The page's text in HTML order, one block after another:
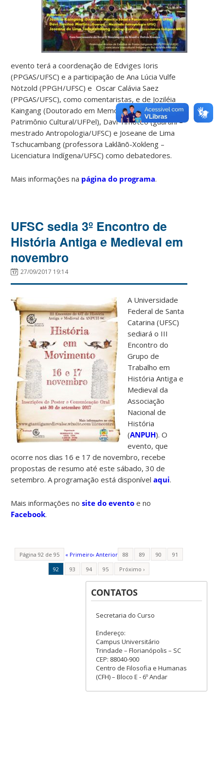
evento terá a coordenação de Edviges Ioris
(PPGAS/UFSC) e a participação de Ana Lúcia Vulfe
Nötzold (PPGH/UFSC) e Oscar Calávia Saez
(PPGAS/UFSC), como comentaristas, e de Joziléia
Kaingang (Doutorado em Memória Social e
Patrimônio Cultural/UFPel), Davi Timoteo (guarani –
mestrado Antropologia/UFSC) e Joseane de Lima
Tschucambang (professora Laklãnõ-Xokleng –
Licenciatura Indígena/UFSC) como debatedores.
Mais informações na página do programa.
UFSC sedia 3º Encontro de
História Antiga e Medieval em
novembro
27/09/2017 19:14
A Universidade
Federal de Santa
Catarina (UFSC)
sediará o III
Encontro do
Grupo de
Trabalho em
História Antiga e
Medieval da
Associação
Nacional de
História
(ANPUH). O
evento, que
ocorre nos dias 16 e 17 de novembro, recebe
propostas de resumo até este sábado, 30 de
setembro. A programação está disponívelaqui.
Mais informações nosite do evento e no
Facebook.
Página 92 de 95 « Primeiro‹ Anterior 88 89 90
91
92
93 94 95 Próximo ›
CONTATOS
Secretaria do Curso
Endereço:
Campus Universitário
Trindade – Florianópolis – SC
CEP: 88040-900
Centro de Filosofia e Humanas
(CFH) – Bloco E - 6º Andar